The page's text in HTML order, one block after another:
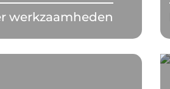
werkzaamheden